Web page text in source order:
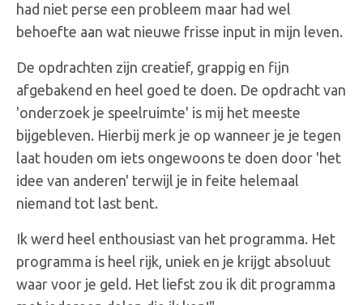
had niet perse een probleem maar had wel
behoefte aan wat nieuwe frisse input in mijn leven.
De opdrachten zijn creatief, grappig en fijn
afgebakend en heel goed te doen. De opdracht van
'onderzoek je speelruimte' is mij het meeste
bijgebleven. Hierbij merk je op wanneer je je tegen
laat houden om iets ongewoons te doen door 'het
idee van anderen' terwijl je in feite helemaal
niemand tot last bent.
Ik werd heel enthousiast van het programma. Het
programma is heel rijk, uniek en je krijgt absoluut
waar voor je geld. Het liefst zou ik dit programma